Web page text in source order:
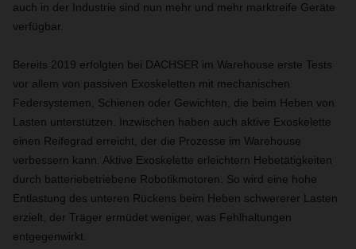
auch in der Industrie sind nun mehr und mehr marktreife Geräte
verfügbar.
Bereits 2019 erfolgten bei DACHSER im Warehouse erste Tests
vor allem von passiven Exoskeletten mit mechanischen
Federsystemen, Schienen oder Gewichten, die beim Heben von
Lasten unterstützen. Inzwischen haben auch aktive Exoskelette
einen Reifegrad erreicht, der die Prozesse im Warehouse
verbessern kann. Aktive Exoskelette erleichtern Hebetätigkeiten
durch batteriebetriebene Robotikmotoren. So wird eine hohe
Entlastung des unteren Rückens beim Heben schwererer Lasten
erzielt, der Träger ermüdet weniger, was Fehlhaltungen
entgegenwirkt.